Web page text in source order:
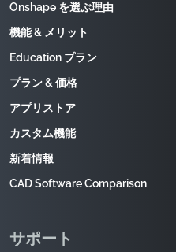
Onshape を選ぶ理由
機能 & メリット
Education プラン
プラン & 価格
アプリストア
カスタム機能
新着情報
CAD Software Comparison
サポート